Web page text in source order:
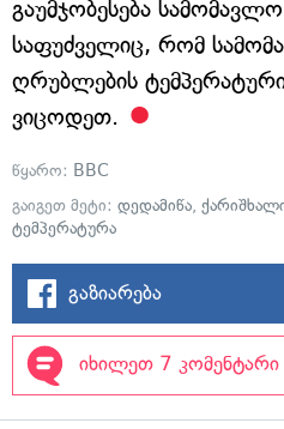
გაუმჯობესება
საფუძველიც, რომ
ღრუბლების
ვიცოდეთ.
წყარო: BBC
გაიგეთ მეტი: დედამიწა,
ტემპერატურა
გაზიარება
იხილეთ 7 კომენტარი